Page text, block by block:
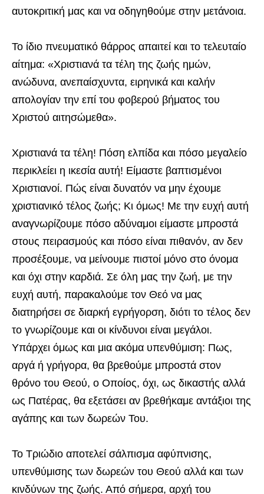
αυτοκριτική μας και να οδηγηθούμε στην μετάνοια.
Το ίδιο πνευματικό θάρρος απαιτεί και το τελευταίο
αίτημα: «Χριστιανά τα τέλη της ζωής ημών,
ανώδυνα, ανεπαίσχυντα, ειρηνικά και καλήν
απολογίαν την επί του φοβερού βήματος του
Χριστού αιτησώμεθα».
Χριστιανά τα τέλη! Πόση ελπίδα και πόσο μεγαλείο
περικλείει η ικεσία αυτή! Είμαστε βαπτισμένοι
Χριστιανοί. Πώς είναι δυνατόν να μην έχουμε
χριστιανικό τέλος ζωής; Κι όμως! Με την ευχή αυτή
αναγνωρίζουμε πόσο αδύναμοι είμαστε μπροστά
στους πειρασμούς και πόσο είναι πιθανόν, αν δεν
προσέξουμε, να μείνουμε πιστοί μόνο στο όνομα
και όχι στην καρδιά. Σε όλη μας την ζωή, με την
ευχή αυτή, παρακαλούμε τον Θεό να μας
διατηρήσει σε διαρκή εγρήγορση, διότι το τέλος δεν
το γνωρίζουμε και οι κίνδυνοι είναι μεγάλοι.
Υπάρχει όμως και μια ακόμα υπενθύμιση: Πως,
αργά ή γρήγορα, θα βρεθούμε μπροστά στον
θρόνο του Θεού, ο Οποίος, όχι, ως δικαστής αλλά
ως Πατέρας, θα εξετάσει αν βρεθήκαμε αντάξιοι της
αγάπης και των δωρεών Του.
Το Τριώδιο αποτελεί σάλπισμα αφύπνισης,
υπενθύμισης των δωρεών του Θεού αλλά και των
κινδύνων της ζωής. Από σήμερα, αρχή του